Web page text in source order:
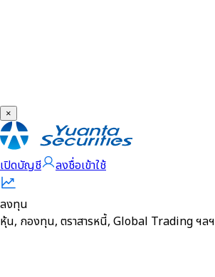
×
เปิดบัญชี ลงชื่อเข้าใช้
ลงทุน
หุ้น, กองทุน, ตราสารหนี้, Global Trading ฯลฯ